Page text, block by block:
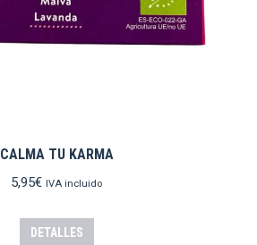
CALMA TU KARMA
5,95€ IVA incluido
DETALLES